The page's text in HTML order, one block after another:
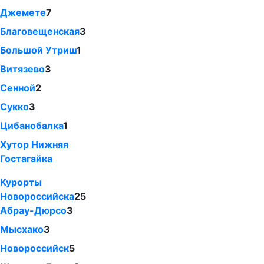
Джемете7
Благовещенская3
Большой Утриш1
Витязево3
Сенной2
Сукко3
Цибанобалка1
Хутор Нижняя
Гостагайка
Курорты
Новороссийска25
Абрау-Дюрсо3
Мысхако3
Новороссийск5